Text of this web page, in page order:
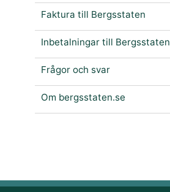
Faktura till Bergsstaten
Inbetalningar till Bergsstaten
Frågor och svar
Om bergsstaten.se